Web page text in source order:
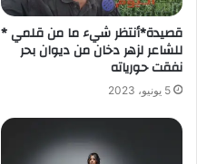
قصيدة*أنتظر شيء ما من قلمي *
للشاعر لزهر دخان من ديوان بحر
نفقت حورياته
5 يونيو، 2023